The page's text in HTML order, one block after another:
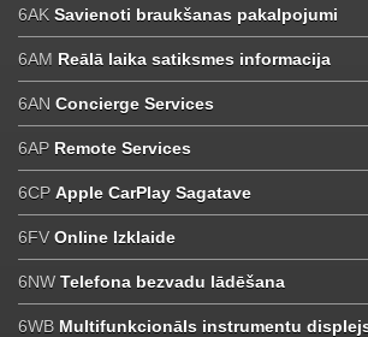
6AK Savienoti braukšanas pakalpojumi
6AM Reālā laika satiksmes informacija
6AN Concierge Services
6AP Remote Services
6CP Apple CarPlay Sagatave
6FV Online Izklaide
6NW Telefona bezvadu lādēšana
6WB Multifunkcionāls instrumentu